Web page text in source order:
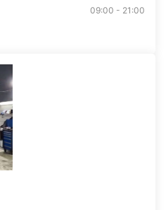
09:00 - 21:00